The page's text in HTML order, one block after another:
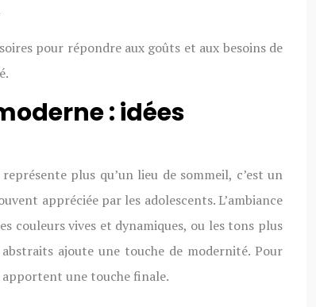
pour répondre aux goûts et aux besoins de
: idées
plus qu’un lieu de sommeil, c’est un
appréciée par les adolescents. L’ambiance
couleurs vives et dynamiques, ou les tons plus
ajoute une touche de modernité. Pour
apportent une touche finale.